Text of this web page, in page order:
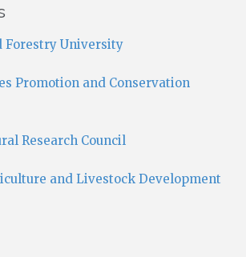
Forestry University
Promotion and Conservation
Research Council
and Livestock Development